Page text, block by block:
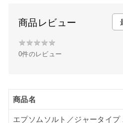
o
k
商品レビュー
★
★
★
★★★★★
0件のレビュー
商品名
エプソムソルト／ジャータイプ